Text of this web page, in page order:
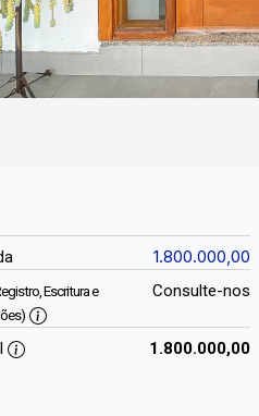
1.800.000,00
Escritura e
Consulte-nos
1.800.000,00